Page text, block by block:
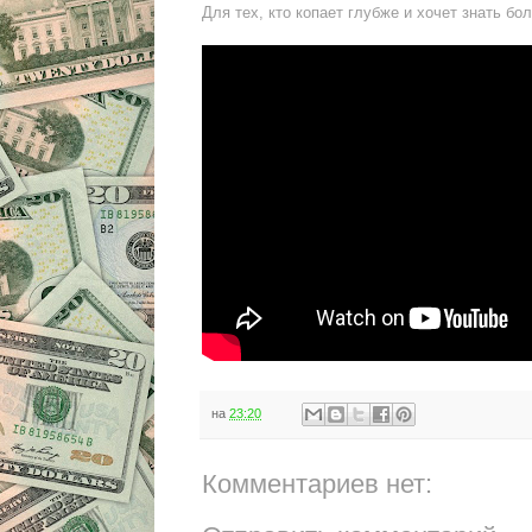
Для тех, кто копает глубже и хочет знать
на 23:20
Комментариев нет: